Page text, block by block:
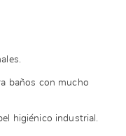
baños con mucho
higiénico industrial.